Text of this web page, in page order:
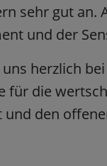
sehr gut an.
und der
herzlich
für die
und den